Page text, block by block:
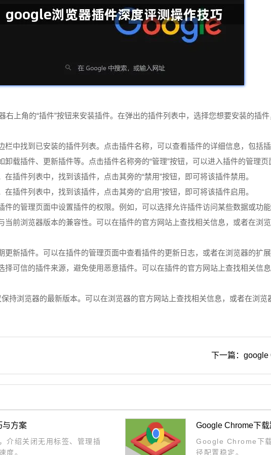
上角的“插件”按钮来安装插件。在弹出的插件列表中，选择您想要安装的插
中找到已安装的插件列表。点击插件名称，可以查看插件的详细信息，包括
载插件、更新插件等。点击插件名称旁的“管理”按钮，可以进入插件的管理页
插件列表中，找到该插件，点击其旁的“禁用”按钮，即可将该插件禁用。
插件列表中，找到该插件，点击其旁的“启用”按钮，即可将该插件启用。
的管理页面中设置插件的权限。例如，可以选择允许插件访问某些数据或功
前浏览器版本的兼容性。可以在插件的官方网站上查找相关信息，或者在浏
新插件。可以在插件的管理页面中查看插件的更新日志，或者在浏览器的扩
可信的插件来源，避免使用恶意插件。可以在插件的官方网站上查找相关信
持浏览器的最新版本。可以在浏览器的官方网站上查找相关信息，或者在浏
下一篇：google
与方案
介绍关闭无用标签、管理插
度。
Google Chrome下
Google Chrome下
径配置稳定。